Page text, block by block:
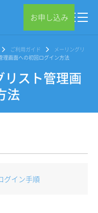
お申し込み
ご利用ガイド
メーリングリ
理画面への初回ログイン方法
リスト管理画
法
グイン手順